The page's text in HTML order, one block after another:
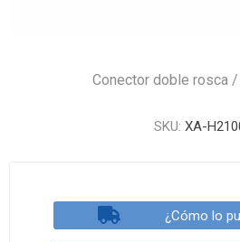
Conector doble rosca
SKU: XA-
¿Cómo lo